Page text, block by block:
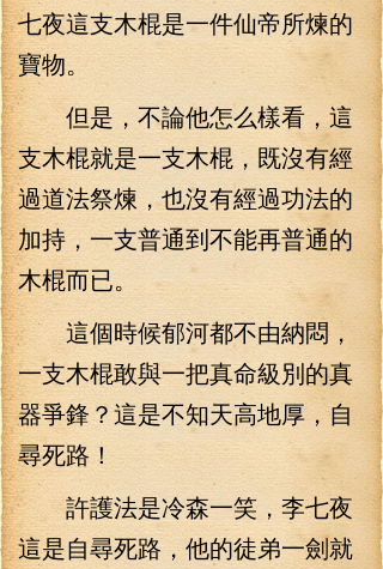
七夜這支木棍是一件仙帝所煉的
寶物。
但是，不論他怎么樣看，這
支木棍就是一支木棍，既沒有經
過道法祭煉，也沒有經過功法的
加持，一支普通到不能再普通的
木棍而已。
這個時候郁河都不由納悶，
一支木棍敢與一把真命級別的真
器爭鋒？這是不知天高地厚，自
尋死路！
許護法是冷森一笑，李七夜
這是自尋死路，他的徒弟一劍就